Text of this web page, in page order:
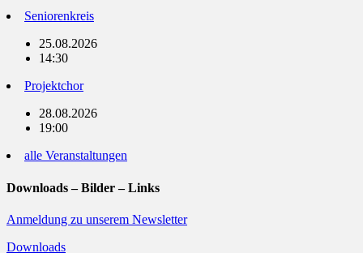
Seniorenkreis
25.08.2026
14:30
Projektchor
28.08.2026
19:00
alle Veranstaltungen
Downloads – Bilder – Links
Anmeldung zu unserem Newsletter
Downloads